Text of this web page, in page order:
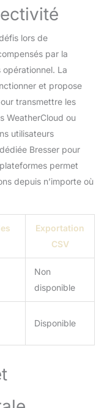
mm /
de
extérieur
de
et cable
lors de
par la
La
et propose
transmettre les
WeatherCloud ou
utilisateurs
Bresser pour
permet
depuis n’importe où
Exportation
CSV
Non
disponible
Disponible